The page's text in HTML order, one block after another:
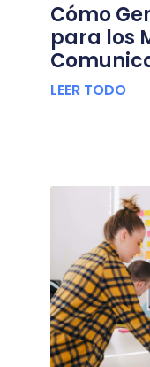
Cómo
para los
LEER TODO